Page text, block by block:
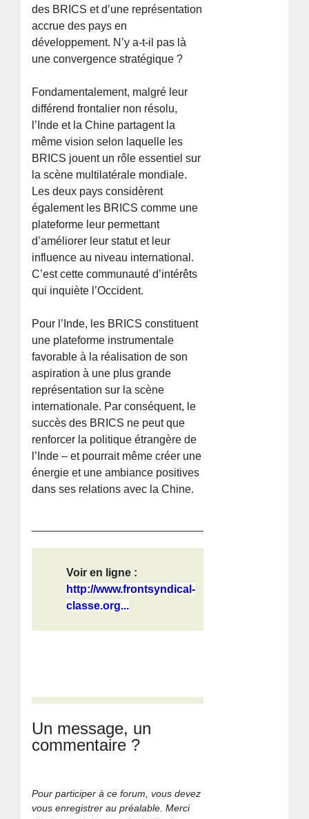
des BRICS et d’une représentation
accrue des pays en
développement. N’y a-t-il pas là
une convergence stratégique ?
Fondamentalement, malgré leur
différend frontalier non résolu,
l’Inde et la Chine partagent la
même vision selon laquelle les
BRICS jouent un rôle essentiel sur
la scène multilatérale mondiale.
Les deux pays considèrent
également les BRICS comme une
plateforme leur permettant
d’améliorer leur statut et leur
influence au niveau international.
C’est cette communauté d’intérêts
qui inquiète l’Occident.
Pour l’Inde, les BRICS constituent
une plateforme instrumentale
favorable à la réalisation de son
aspiration à une plus grande
représentation sur la scène
internationale. Par conséquent, le
succès des BRICS ne peut que
renforcer la politique étrangère de
l’Inde – et pourrait même créer une
énergie et une ambiance positives
dans ses relations avec la Chine.
Voir en ligne :
http://www.frontsyndical-
classe.org...
Un message, un
commentaire ?
Pour participer à ce forum, vous devez
vous enregistrer au préalable. Merci